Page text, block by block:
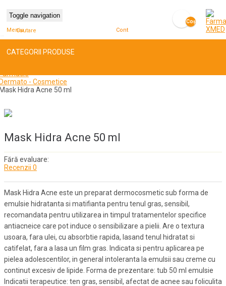
Cautare Cont
Coş
Toggle navigation
Meniu
CATEGORII PRODUSE
- Cosmetice
Hidra Acne 50 ml
Mask Hidra Acne 50 ml
Fără evaluare:
Recenzii 0
Mask Hidra Acne este un preparat dermocosmetic sub forma de
emulsie hidratanta si matifianta pentru tenul gras, sensibil,
recomandata pentru utilizarea in timpul tratamentelor specifice
antiacneice care pot induce o sensibilizare a pielii. Are o textura
usoara, fara ulei, cu absorbtie rapida, lasand tenul hidratat si
catifelat, fara a lasa un film gras. Indicata si pentru aplicarea pe
pielea adolescentilor, in general intoleranta la emulsii sau creme cu
continut excesiv de lipide. Forma de prezentare: tub 50 ml emulsie
Indicatii terapeutice: ten gras, sensibil, afectat de acnee sau foliculita